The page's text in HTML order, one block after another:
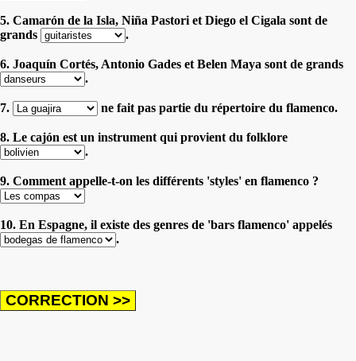
5. Camarón de la Isla, Niña Pastori et Diego el Cigala sont de
grands
.
6. Joaquín Cortés, Antonio Gades et Belen Maya sont de grands
.
7. ne fait pas partie du répertoire du flamenco.
8. Le cajón est un instrument qui provient du folklore
.
9. Comment appelle-t-on les différents 'styles' en flamenco ?
10. En Espagne, il existe des genres de 'bars flamenco' appelés
.